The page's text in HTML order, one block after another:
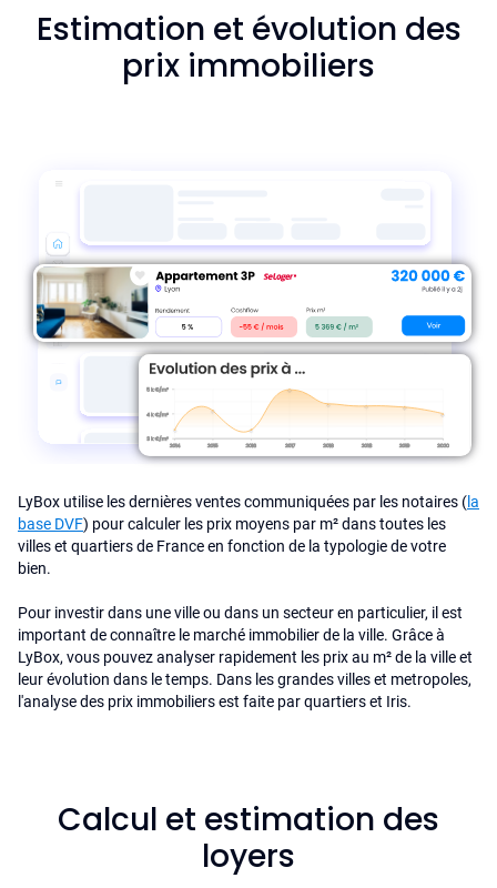
Estimation et évolution des
prix immobiliers
LyBox utilise les dernières ventes communiquées par les notaires (la
base DVF) pour calculer les prix moyens par m² dans toutes les
villes et quartiers de France en fonction de la typologie de votre
bien.
Pour investir dans une ville ou dans un secteur en particulier, il est
important de connaître le marché immobilier de la ville. Grâce à
LyBox, vous pouvez analyser rapidement les prix au m² de la ville et
leur évolution dans le temps. Dans les grandes villes et metropoles,
l'analyse des prix immobiliers est faite par quartiers et Iris.
Calcul et estimation des
loyers